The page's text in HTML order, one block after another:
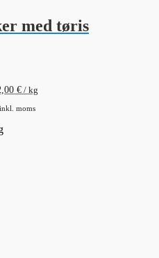
med tøris
€ / kg
inkl. moms